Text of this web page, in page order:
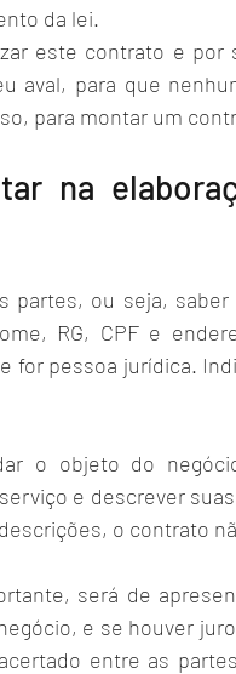
da lei.
este contrato e
aval, para que
para montar um
na
partes, ou seja,
RG, CPF e
for pessoa jurídica.
o objeto do
e descrever
o contrato
será de
e se houver
entre as